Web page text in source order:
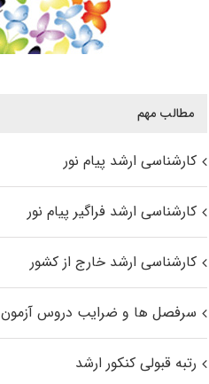
مطالب مهم
کارشناسی ارشد پیام نور
کارشناسی ارشد فراگیر پیام نور
کارشناسی ارشد خارج از کشور
سرفصل ها و ضرایب دروس آزمون
رتبه قبولی کنکور ارشد